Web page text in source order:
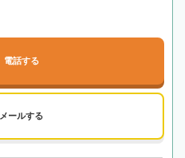
電話する
メールする